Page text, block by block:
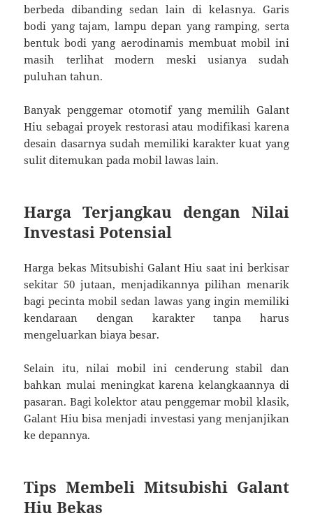
berbeda dibanding sedan lain di kelasnya. Garis
bodi yang tajam, lampu depan yang ramping, serta
bentuk bodi yang aerodinamis membuat mobil ini
masih terlihat modern meski usianya sudah
puluhan tahun.
Banyak penggemar otomotif yang memilih Galant
Hiu sebagai proyek restorasi atau modifikasi karena
desain dasarnya sudah memiliki karakter kuat yang
sulit ditemukan pada mobil lawas lain.
Harga Terjangkau dengan Nilai
Investasi Potensial
Harga bekas Mitsubishi Galant Hiu saat ini berkisar
sekitar 50 jutaan, menjadikannya pilihan menarik
bagi pecinta mobil sedan lawas yang ingin memiliki
kendaraan dengan karakter tanpa harus
mengeluarkan biaya besar.
Selain itu, nilai mobil ini cenderung stabil dan
bahkan mulai meningkat karena kelangkaannya di
pasaran. Bagi kolektor atau penggemar mobil klasik,
Galant Hiu bisa menjadi investasi yang menjanjikan
ke depannya.
Tips Membeli Mitsubishi Galant
Hiu Bekas